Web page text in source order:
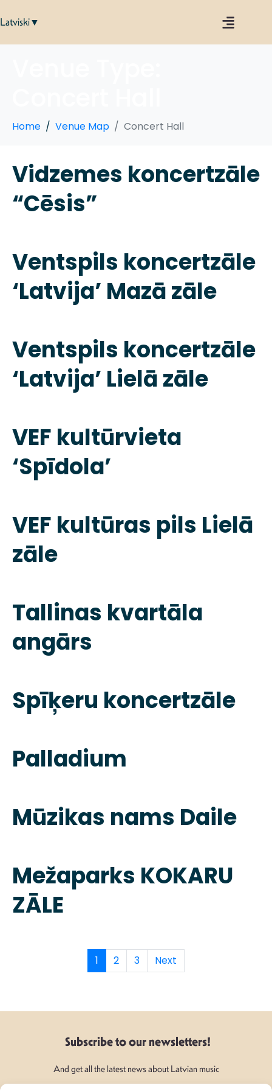
Latviski▼
Home Venue Map Concert Hall
Vidzemes koncertzāle
“Cēsis”
Ventspils koncertzāle
‘Latvija’ Mazā zāle
Ventspils koncertzāle
‘Latvija’ Lielā zāle
VEF kultūrvieta
‘Spīdola’
VEF kultūras pils Lielā
zāle
Tallinas kvartāla
angārs
Spīķeru koncertzāle
Palladium
Mūzikas nams Daile
Mežaparks KOKARU
ZĀLE
1 2 3 Next
Subscribe to our newsletters!
And get all the latest news about Latvian music